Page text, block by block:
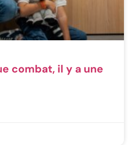
combat, il y a une